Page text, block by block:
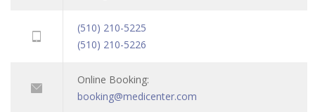
(510) 210-5225
(510) 210-5226
Online Booking:
booking@medicenter.com